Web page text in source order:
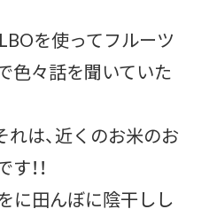
を使ってフルーツ
色々話を聞いていた
れは、近くのお米のお
！！
に田んぼに陰干しし